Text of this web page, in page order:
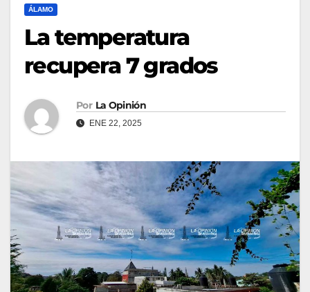
ÁLAMO
La temperatura
recupera 7 grados
Por La Opinión
ENE 22, 2025